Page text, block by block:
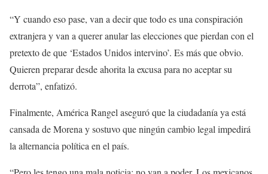
“Y cuando eso pase, van a decir que todo es una conspiración
extranjera y van a querer anular las elecciones que pierdan con el
pretexto de que ‘Estados Unidos intervino’. Es más que obvio.
Quieren preparar desde ahorita la excusa para no aceptar su
derrota”, enfatizó.
Finalmente, América Rangel aseguró que la ciudadanía ya está
cansada de Morena y sostuvo que ningún cambio legal impedirá
la alternancia política en el país.